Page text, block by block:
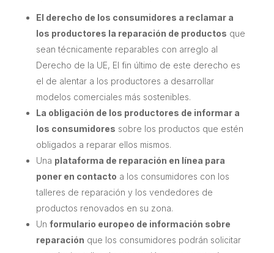
El derecho de los consumidores a reclamar a
los productores la reparación de productos que
sean técnicamente reparables con arreglo al
Derecho de la UE, El fin último de este derecho es
el de alentar a los productores a desarrollar
modelos comerciales más sostenibles.
La obligación de los productores de informar a
los consumidores sobre los productos que estén
obligados a reparar ellos mismos.
Una plataforma de reparación en línea para
poner en contacto a los consumidores con los
talleres de reparación y los vendedores de
productos renovados en su zona.
Un formulario europeo de información sobre
reparación que los consumidores podrán solicitar